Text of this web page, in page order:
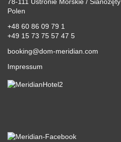
ANFAHRT
SPRACHFÜHRER
Polen
+48 60 86 09 79 1
+49 15 73 75 57 47 5
booking@dom-meridian.com
Impressum